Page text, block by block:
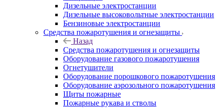
Дизельные электростанции
Дизельные высоковольтные электростанции
Бензиновые электростанции
Средства пожаротушения и огнезащиты
Назад
Средства пожаротушения и огнезащиты
Оборудование газового пожаротушения
Огнетушители
Оборудование порошкового пожаротушения
Оборудование аэрозольного пожаротушения
Щиты пожарные
Пожарные рукава и стволы